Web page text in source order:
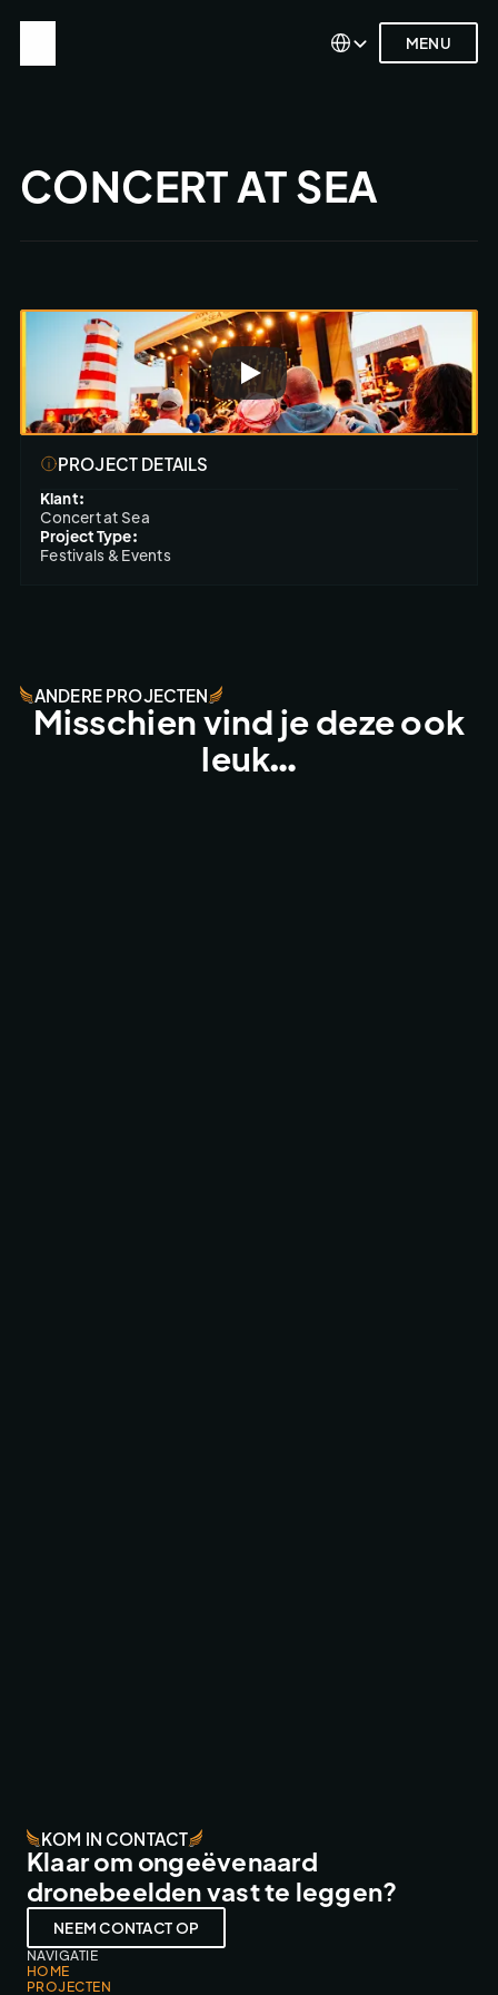
Select Language
MENU
Select Language
MENU
CONCERT AT SEA
PROJECT DETAILS
Klant:
Concert at Sea
Project Type:
Festivals & Events
ANDERE PROJECTEN
Misschien vind je deze ook
leuk…
KOM IN CONTACT
Klaar om ongeëvenaard
dronebeelden vast te leggen?
NEEM CONTACT OP
NAVIGATIE
HOME
PROJECTEN